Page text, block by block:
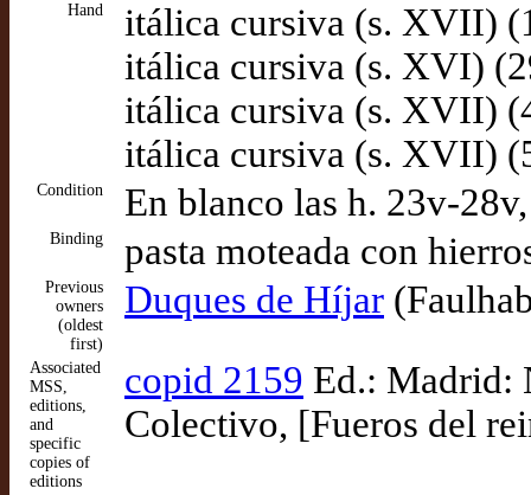
Hand
itálica cursiva (s. XVII)
itálica cursiva (s. XVI)
itálica cursiva (s. XVII)
itálica cursiva (s. XVII)
Condition En blanco las h. 23v-
Binding pasta moteada con
Previous
owners
(oldest
first)
Duques de Híjar
Associated
MSS,
editions,
and
specific
copies of
editions
copid 2159 Ed.: Madrid:
Colectivo, [Fueros del